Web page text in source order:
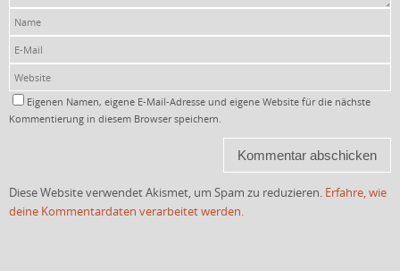
Eigenen Namen, eigene E-Mail-Adresse und eigene Website für die nächste
Kommentierung in diesem Browser speichern.
Diese Website verwendet Akismet, um Spam zu reduzieren. Erfahre, wie
deine Kommentardaten verarbeitet werden.